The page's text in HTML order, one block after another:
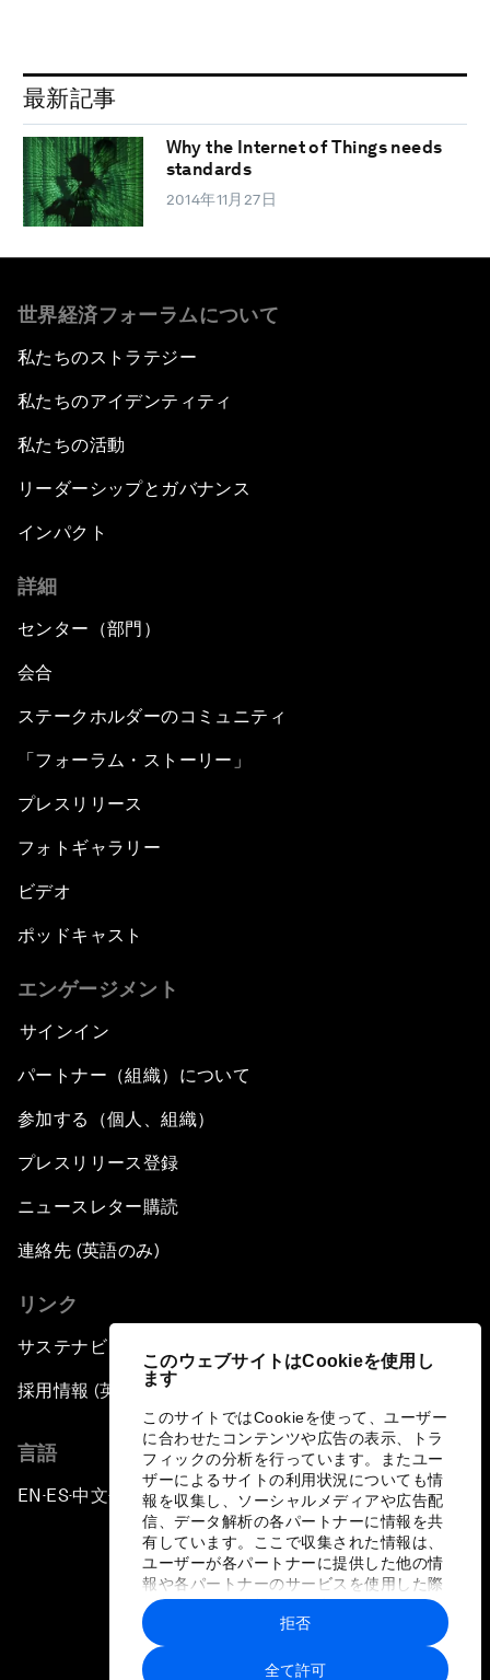
このウェブサイトはCookieを使用し
ます
このサイトではCookieを使って、ユーザー
に合わせたコンテンツや広告の表示、トラ
フィックの分析を行っています。またユー
ザーによるサイトの利用状況についても情
報を収集し、ソーシャルメディアや広告配
信、データ解析の各パートナーに情報を共
有しています。ここで収集された情報は、
ユーザーが各パートナーに提供した他の情
報や各パートナーのサービスを使用した際
に収集された情報と組み合わされ、各パー
トナーによって使用されることがありま
す。
全て許可
拒否
最新記事
Why the Internet of Things needs
standards
2014年11月27日
世界経済フォーラムについて
私たちのストラテジー
私たちのアイデンティティ
私たちの活動
リーダーシップとガバナンス
インパクト
詳細
センター（部門）
会合
ステークホルダーのコミュニティ
「フォーラム・ストーリー」
プレスリリース
フォトギャラリー
ビデオ
ポッドキャスト
エンゲージメント
サインイン
パートナー（組織）について
参加する（個人、組織）
プレスリリース登録
ニュースレター購読
連絡先 (英語のみ)
リンク
サステナビリティへの取り組み
採用情報 (英語のみ)
言語
EN ▪ES▪中文▪ 日本語
プライバシーポリシーと利用規約